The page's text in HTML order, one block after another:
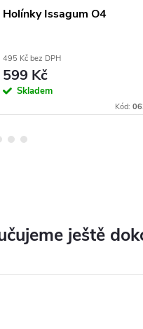
ještě
Holínky Issagum O4
495 Kč bez DPH
599 Kč
Skladem
Kód: